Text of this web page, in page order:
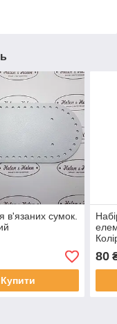
в'язаних сумок.
Купити
80